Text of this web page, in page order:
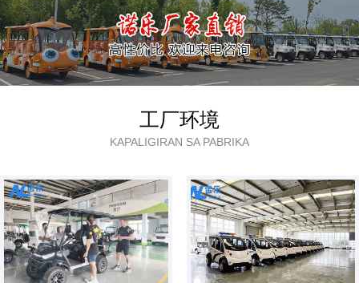
3天内 135****4980 已获取报价方案
3天内 138****1889 已获取报价方案
3天内 189****7142 已获取报价方案
3天内 187****2155 已获取报价方案
3天内 183****3987 已获取报价方案
3天内 159****8805 已获取报价方案
3天内 187****2765 已获取报价方案
3天内 151****0811 已获取报价方案
工厂环境
KAPALIGIRAN SA PABRIKA